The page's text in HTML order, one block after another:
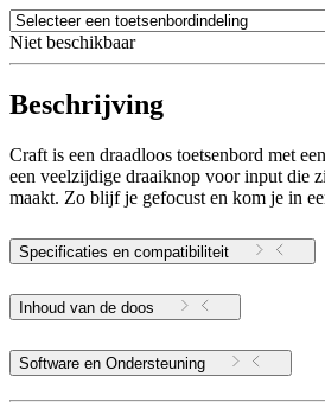
Niet beschikbaar
Beschrijving
Craft is een draadloos toetsenbord met
een veelzijdige draaiknop voor input die
maakt. Zo blijf je gefocust en kom je in
Specificaties en compatibiliteit
Inhoud van de doos
Software en Ondersteuning